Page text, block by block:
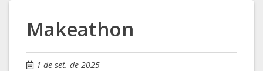
Makeathon
1 de set. de 2025